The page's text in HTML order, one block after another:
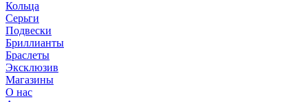
Кольца
Серьги
Подвески
Бриллианты
Браслеты
Эксклюзив
Магазины
О нас